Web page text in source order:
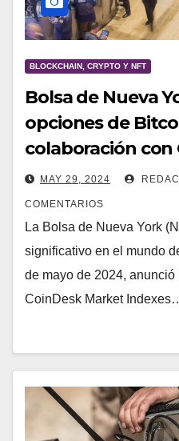
BLOCKCHAIN, CRYPTO Y NFT
Bolsa de Nueva
opciones de
colaboración con
MAY 29, 2024
COMENTARIOS
La Bolsa de Nueva York
significativo en el mundo
de mayo de 2024,
CoinDesk Market